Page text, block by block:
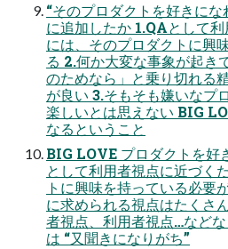
“そのプロダクトを好きにな
に追加したか 1.QAとして
には、そのプロダクトに興
る 2.何か大変な事象が起き
のためなら」と乗り切れる
が良い 3.そもそも嫌いなプ
楽しいとは思えない BIG
なるということ
BIG LOVE プロダクトを好
として利用者視点に近づく
トに興味を持っている必要
に求められる視点はたくさ
者視点、利用者視点…など
は “又聞きになりがち”